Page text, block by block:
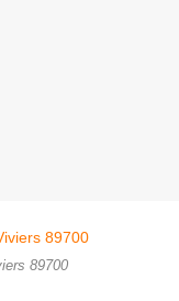
89700